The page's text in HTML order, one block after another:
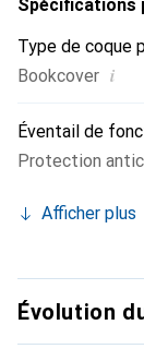
Spécifications
Type de coque
Bookcover i
Éventail de
Protection
Afficher plus
Évolution